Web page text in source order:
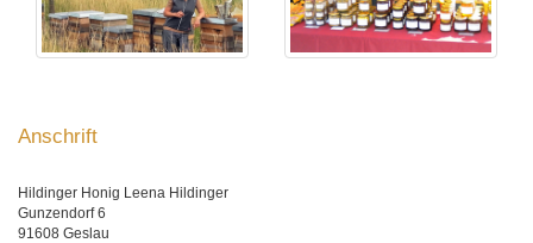
Anschrift
Hildinger Honig Leena Hildinger
Gunzendorf 6
91608 Geslau